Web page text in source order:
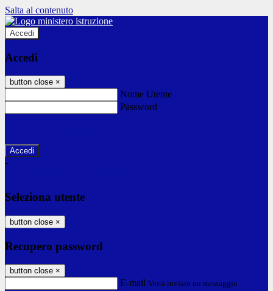
Salta al contenuto
Accedi
Accedi
button close ×
Nome Utente
Password
-
Seleziona utente
button close ×
Recupero password
button close ×
E-mail Verrà inviato un messaggio